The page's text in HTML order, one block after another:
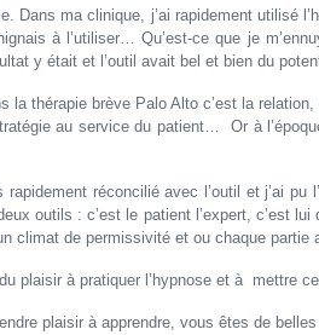
Dans ma clinique, j’ai rapidement utilisé
à l’utiliser… Qu’est-ce que je
y était et l’outil avait bel et bien du
thérapie brève Palo Alto c’est la
au service du patient… Or à
réconcilié avec l’outil et j’ai
outils : c’est le patient l’expert, c’est
climat de permissivité et ou chaque partie
plaisir à pratiquer l’hypnose et à mettre
plaisir à apprendre, vous êtes de